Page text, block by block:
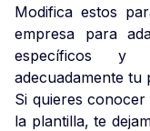
Modifica estos
empresa para
específicos y
adecuadamente tu
Si quieres
la plantilla, te